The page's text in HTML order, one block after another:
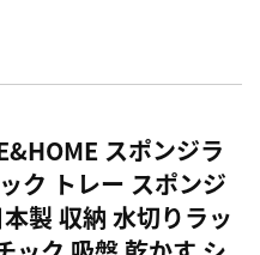
スポンジラ
ク トレー スポンジ
製 収納 水切りラッ